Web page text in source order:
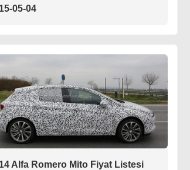
05-04
Alfa Romero Mito Fiyat Listesi